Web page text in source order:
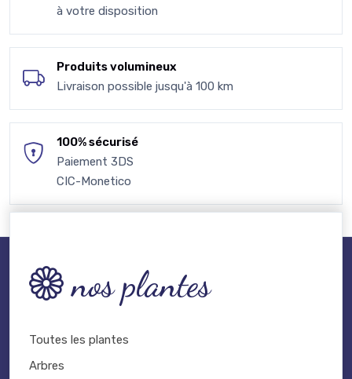
à votre disposition
Produits volumineux
Livraison possible jusqu'à 100 km
100% sécurisé
Paiement 3DS
CIC-Monetico
nos plantes
Toutes les plantes
Arbres